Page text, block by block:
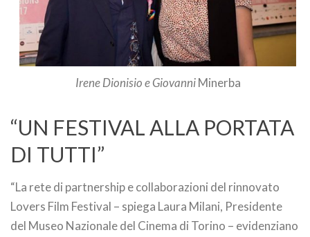
Irene Dionisio e GiovanniMinerba
“UN FESTIVAL ALLA PORTATA
DI TUTTI”
“La rete di partnership e collaborazioni del rinnovato
Lovers Film Festival – spiega Laura Milani, Presidente
del Museo Nazionale del Cinema di Torino – evidenziano